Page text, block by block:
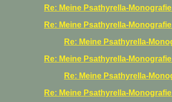
Re: Meine Psathyrella-
Re: Meine Psathyrella-
Re: Meine Psathyrella-
Re: Meine Psathyrella-
Re: Meine Psathyrella-
Re: Meine Psathyrella-